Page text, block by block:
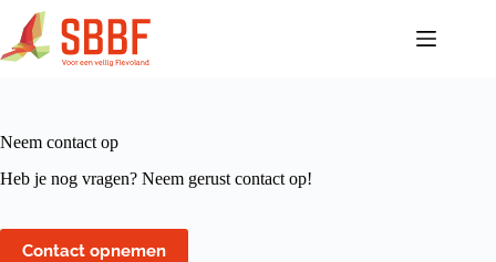
naar
de
inhoud
Neem contact op
Heb je nog vragen? Neem gerust contact op!
Contact opnemen